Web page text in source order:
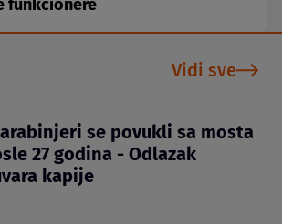
funkcionere
Vidi sve
se povukli sa mosta
27 godina - Odlazak
kapije